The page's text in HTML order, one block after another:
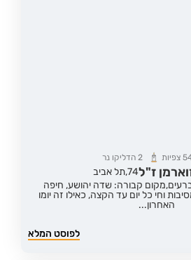
צפיות 2 הדליקו נר
ז"ל74,תל אביב
מקום קבורה: שדה יהושע, חיפה
וחי כל יום עד הקצה, כאילו זה יומו
האחרון...
לפוסט המלא